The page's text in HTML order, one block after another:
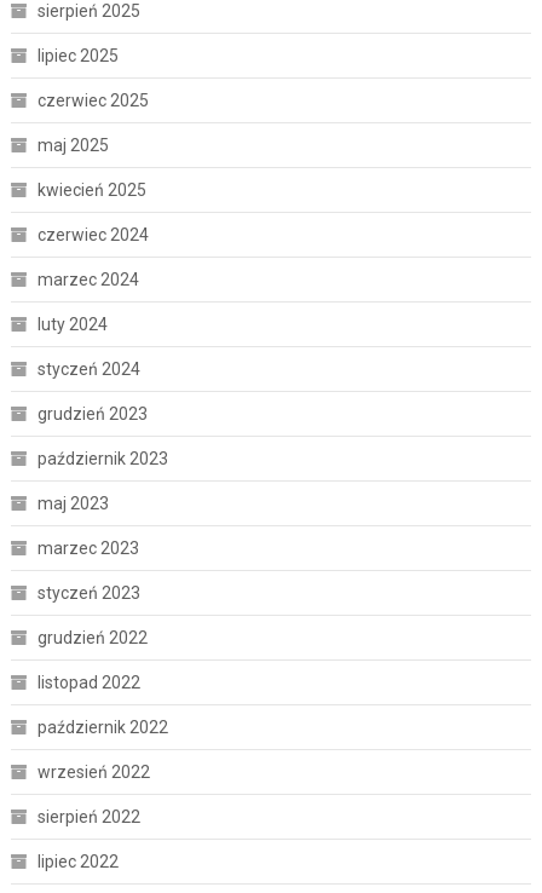
sierpień 2025
lipiec 2025
czerwiec 2025
maj 2025
kwiecień 2025
czerwiec 2024
marzec 2024
luty 2024
styczeń 2024
grudzień 2023
październik 2023
maj 2023
marzec 2023
styczeń 2023
grudzień 2022
listopad 2022
październik 2022
wrzesień 2022
sierpień 2022
lipiec 2022